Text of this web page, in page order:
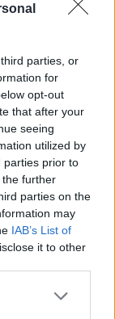
parties, or
for
opt-out
that after your
seeing
utilized by
parties prior to
further
parties on the
may
IAB’s List of
it to other